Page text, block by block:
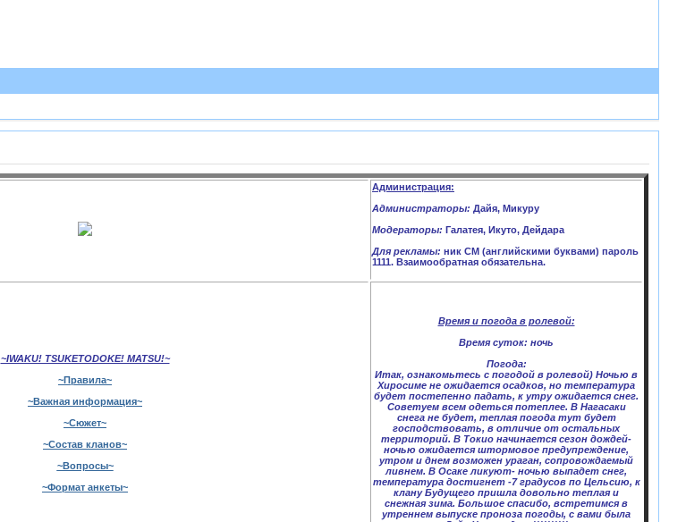
Администрация:
Администраторы: Дайя, Микуру
Модераторы: Галатея, Икуто, Дейдара
Для рекламы: ник CM (английскими буквами) пароль
1111. Взаимообратная обязательна.
~IWAKU! TSUKETODOKE! MATSU!~
~Правила~
~Важная информация~
~Сюжет~
~Состав кланов~
~Вопросы~
~Формат анкеты~
Время и погода в ролевой:
Время суток: ночь
Погода:
Итак, ознакомьтесь с погодой в ролевой) Ночью в
Хиросиме не ожидается осадков, но температура
будет постепенно падать, к утру ожидается снег.
Советуем всем одеться потеплее. В Нагасаки
снега не будет, теплая погода тут будет
господствовать, в отличие от остальных
территорий. В Токио начинается сезон дождей-
ночью ожидается штормовое предупреждение,
утром и днем возможен ураган, сопровождаемый
ливнем. В Осаке ликуют- ночью выпадет снег,
температура достигнет -7 градусов по Цельсию, к
клану Будущего пришла довольно теплая и
снежная зима. Большое спасибо, встретимся в
утреннем выпуске проноза погоды, с вами была